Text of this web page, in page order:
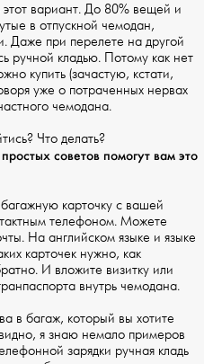
вариант. До 80% вещей и
в отпускной чемодан,
Даже при перелете на другой
ручной кладью. Потому как нет
купить (зачастую, кстати,
уже о потраченных нервах
чемодана.
Что делать?
советов помогут вам это
карточку с вашей
телефоном. Можете
На английском языке и языке
карточек нужно, как
И вложите визитку или
внутрь чемодана.
в багаж, который вы хотите
я знаю немало примеров
зарядки ручная кладь